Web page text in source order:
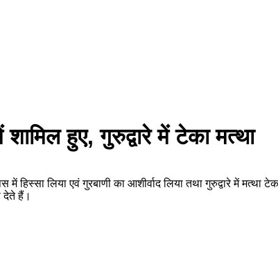
हुए, गुरुद्वारे में टेका मत्था
लिया एवं गुरबाणी का आशीर्वाद लिया तथा गुरुद्वारे में मत्था
देते हैं।